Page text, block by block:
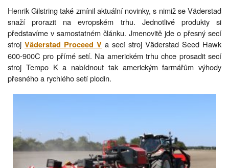
Henrik Gilstring také zmínil aktuální novinky, s nimiž se Väderstad
snaží prorazit na evropském trhu. Jednotlivé produkty si
představíme v samostatném článku. Jmenovitě jde o přesný secí
stroj Väderstad Proceed V a secí stroj Väderstad Seed Hawk
600-900C pro přímé setí. Na americkém trhu chce prosadit secí
stroj Tempo K a nabídnout tak americkým farmářům výhody
přesného a rychlého setí plodin.